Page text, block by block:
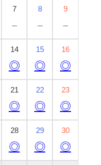
7
－
8
－
9
－
14
◎
15
◎
16
◎
21
◎
22
◎
23
◎
28
◎
29
◎
30
◎